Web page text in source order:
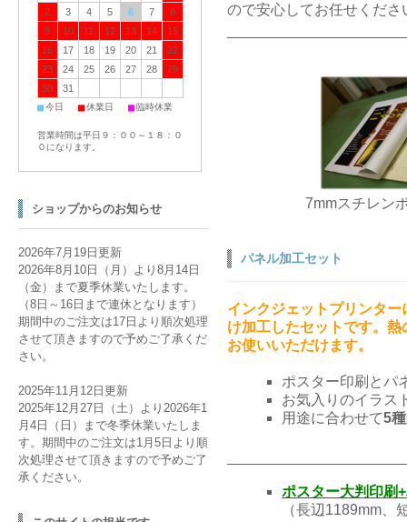
ので安心してお任せくださ
7mmスチレン
パネル加工セット
インクジェットプリンタ
け加工したセットです。
お使いいただけます。
ポスター印刷とパ
お気入りのイラス
用途に合わせて5
ポスター大判印刷
（長辺1189mm
2
3 4 5 6 7
8
9
10 11 12 13 14
15
16
17 18 19 20 21
22
23
24 25 26 27 28
29
30
31
■今日 ■休業日 ■臨時休業
営業時間は平日９：００～１８：０
０になります。
ショップからのお知らせ
2026年7月19日更新
2026年8月10日（月）より8月14日
（金）まで夏季休業いたします。
（8日～16日まで連休となります）
期間中のご注文は17日より順次処理
させて頂きますので予めご了承くだ
さい。
2025年11月12日更新
2025年12月27日（土）より2026年1
月4日（日）まで冬季休業いたしま
す。期間中のご注文は1月5日より順
次処理させて頂きますので予めご了
承ください。